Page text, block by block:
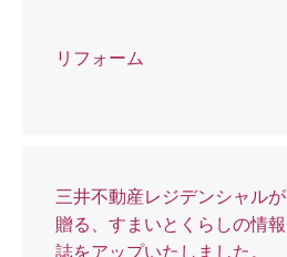
リフォーム
三井不動産レジデンシャルが
贈る、すまいとくらしの情報
誌をアップいたしました。